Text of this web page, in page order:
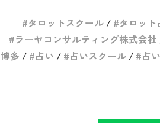
タロットスクール
タロット
ラーヤコンサルティング株式会社
博多
占い 占いスクール 占